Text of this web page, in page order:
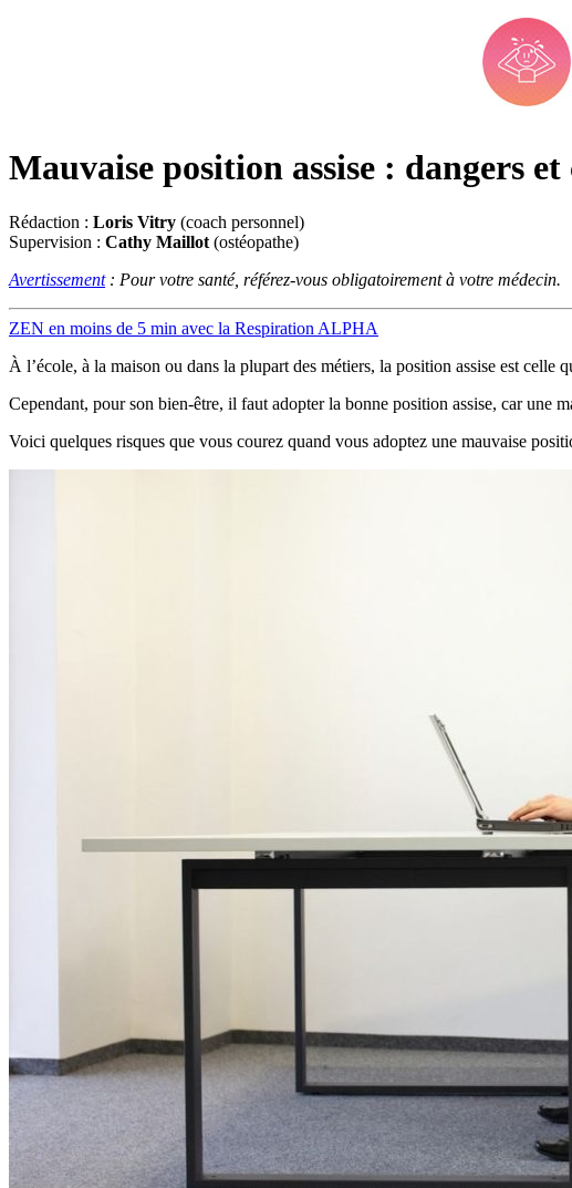
Mauvaise position assise : dangers et
Rédaction : Loris Vitry (coach personnel)
Supervision : Cathy Maillot (ostéopathe)
Avertissement: Pour votre santé, référez-vous obligatoirement à votre médecin.
ZEN en moins de 5 min avec la Respiration ALPHA
À l’école, à la maison ou dans la plupart des métiers, la position assise est celle
Cependant, pour son bien-être, il faut adopter la bonne position assise, car une
Voici quelques risques que vous courez quand vous adoptez une mauvaise